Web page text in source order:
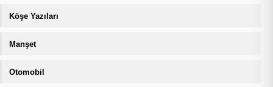
Köşe Yazıları
Manşet
Otomobil